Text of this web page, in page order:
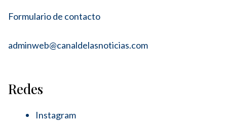
Formulario de contacto
adminweb@canaldelasnoticias.com
Redes
Instagram